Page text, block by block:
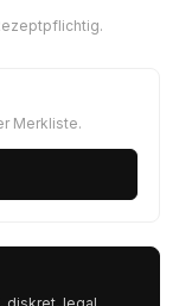
Merkliste.